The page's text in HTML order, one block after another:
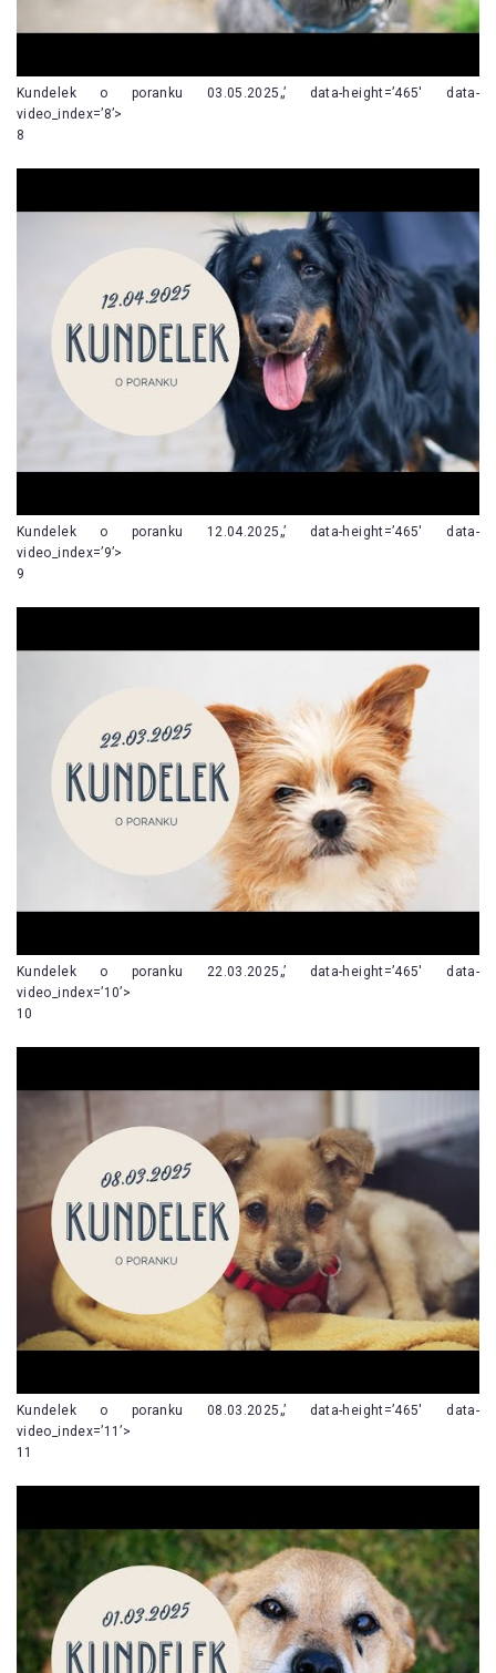
Kundelek o poranku 03.05.2025„’ data-height=’465′ data-
video_index=’8’>
8
Kundelek o poranku 12.04.2025„’ data-height=’465′ data-
video_index=’9’>
9
Kundelek o poranku 22.03.2025„’ data-height=’465′ data-
video_index=’10’>
10
Kundelek o poranku 08.03.2025„’ data-height=’465′ data-
video_index=’11’>
11